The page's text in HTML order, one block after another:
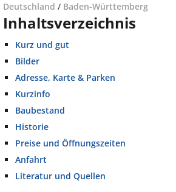
Deutschland / Baden-Württemberg
Inhaltsverzeichnis
Kurz und gut
Bilder
Adresse, Karte & Parken
Kurzinfo
Baubestand
Historie
Preise und Öffnungszeiten
Anfahrt
Literatur und Quellen